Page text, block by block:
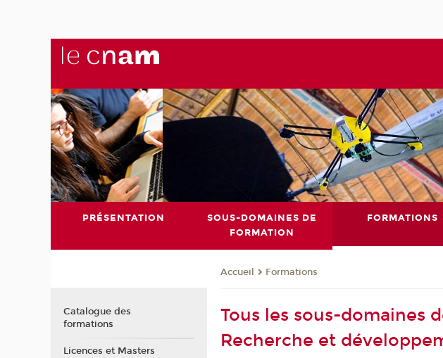
PRÉSENTATION
SOUS-DOMAINES DE
FORMATION
FORMATIONS
Accueil Formations
Tous les sous-domaines
Recherche et
Catalogue des
formations
Licences et Masters